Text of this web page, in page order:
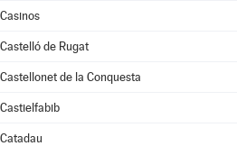
Casinos
Castelló de Rugat
Castellonet de la Conquesta
Castielfabib
Catadau